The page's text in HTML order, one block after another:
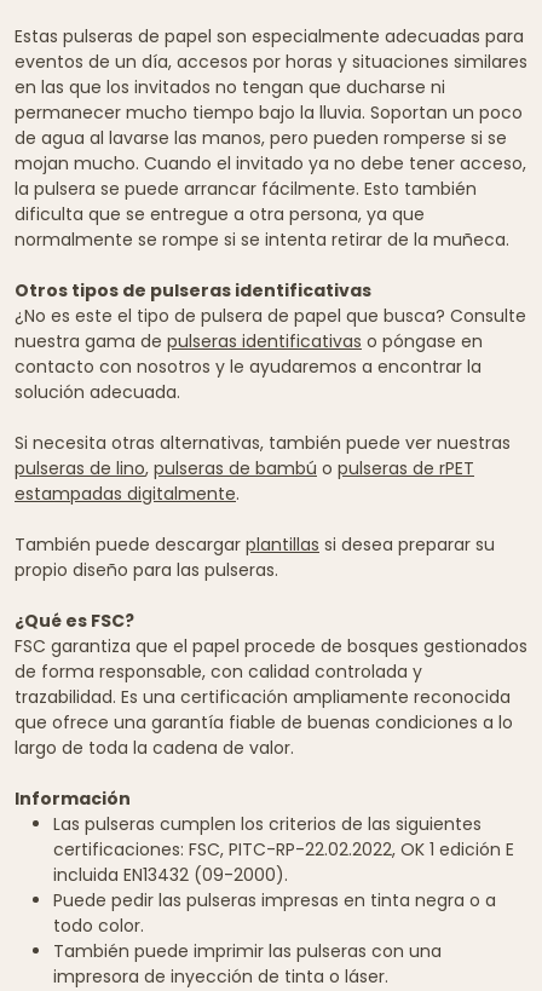
Estas pulseras de papel son especialmente adecuadas para
eventos de un día, accesos por horas y situaciones similares
en las que los invitados no tengan que ducharse ni
permanecer mucho tiempo bajo la lluvia. Soportan un poco
de agua al lavarse las manos, pero pueden romperse si se
mojan mucho. Cuando el invitado ya no debe tener acceso,
la pulsera se puede arrancar fácilmente. Esto también
dificulta que se entregue a otra persona, ya que
normalmente se rompe si se intenta retirar de la muñeca.
Otros tipos de pulseras identificativas
¿No es este el tipo de pulsera de papel que busca? Consulte
nuestra gama de pulseras identificativas o póngase en
contacto con nosotros y le ayudaremos a encontrar la
solución adecuada.
Si necesita otras alternativas, también puede ver nuestras
pulseras de lino, pulseras de bambú o pulseras de rPET
estampadas digitalmente.
También puede descargar plantillas si desea preparar su
propio diseño para las pulseras.
¿Qué es FSC?
FSC garantiza que el papel procede de bosques gestionados
de forma responsable, con calidad controlada y
trazabilidad. Es una certificación ampliamente reconocida
que ofrece una garantía fiable de buenas condiciones a lo
largo de toda la cadena de valor.
Información
Las pulseras cumplen los criterios de las siguientes
certificaciones: FSC, PITC-RP-22.02.2022, OK 1 edición E
incluida EN13432 (09-2000).
Puede pedir las pulseras impresas en tinta negra o a
todo color.
También puede imprimir las pulseras con una
impresora de inyección de tinta o láser.